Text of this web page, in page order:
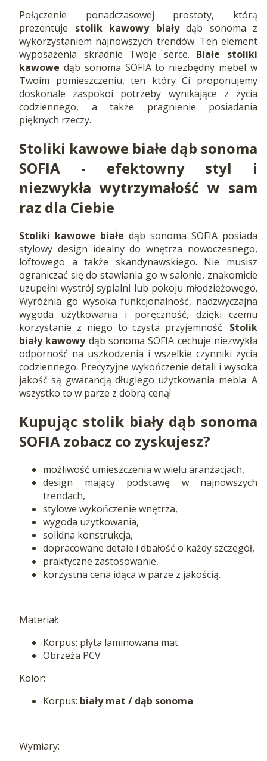
Połączenie ponadczasowej prostoty, którą
prezentuje stolik kawowy białydąb sonoma z
wykorzystaniem najnowszych trendów. Ten element
wyposażenia skradnie Twoje serce. Białe stoliki
kawowe dąb sonoma SOFIA to niezbędny mebel w
Twoim pomieszczeniu, ten który Ci proponujemy
doskonale zaspokoi potrzeby wynikające z życia
codziennego, a także pragnienie posiadania
pięknych rzeczy.
Stoliki kawowe białe dąb sonoma
SOFIA - efektowny styl i
niezwykła wytrzymałość w sam
raz dla Ciebie
Stoliki kawowe białe dąb sonoma SOFIA posiada
stylowy design idealny do wnętrza nowoczesnego,
loftowego a także skandynawskiego. Nie musisz
ograniczać się do stawiania go w salonie, znakomicie
uzupełni wystrój sypialni lub pokoju młodzieżowego.
Wyróżnia go wysoka funkcjonalność, nadzwyczajna
wygoda użytkowania i poręczność, dzięki czemu
korzystanie z niego to czysta przyjemność. Stolik
biały kawowydąb sonoma SOFIA cechuje niezwykła
odporność na uszkodzenia i wszelkie czynniki życia
codziennego. Precyzyjne wykończenie detali i wysoka
jakość są gwarancją długiego użytkowania mebla. A
wszystko to w parze z dobrą ceną!
Kupując stolik biały dąb sonoma
SOFIA zobacz co zyskujesz?
możliwość umieszczenia w wielu aranżacjach,
design mający podstawę w najnowszych
trendach,
stylowe wykończenie wnętrza,
wygoda użytkowania,
solidna konstrukcja,
dopracowane detale i dbałość o każdy szczegół,
praktyczne zastosowanie,
korzystna cena idąca w parze z jakością.
Materiał:
Korpus: płyta laminowana mat
Obrzeża PCV
Kolor:
Korpus: biały mat / dąb sonoma
Wymiary: